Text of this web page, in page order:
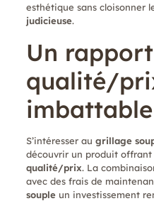
esthétique sans cloisonner
judicieuse.
Un rapport
qualité/
imbattable
S’intéresser au grillage
découvrir un produit offrant
qualité/prix. La
avec des frais de
soupleun investissement